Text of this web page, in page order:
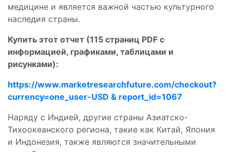
медицине и является важной частью культурного
наследия страны.
Купить этот отчет (115 страниц PDF с
информацией, графиками, таблицами и
рисунками):
https://www.marketresearchfuture.com/checkout?
currency=one_user-USD & report_id=1067
Наряду с Индией, другие страны Азиатско-
Тихоокеанского региона, такие как Китай, Япония
и Индонезия, также являются значительными